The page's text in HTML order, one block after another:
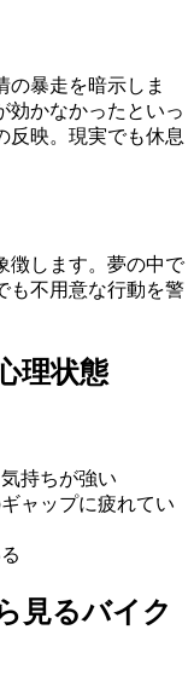
の暴走を暗示しま
効かなかったといっ
反映。現実でも休息
徴します。夢の中で
も不用意な行動を警
理状態
持ちが強い
ャップに疲れてい
見るバイク